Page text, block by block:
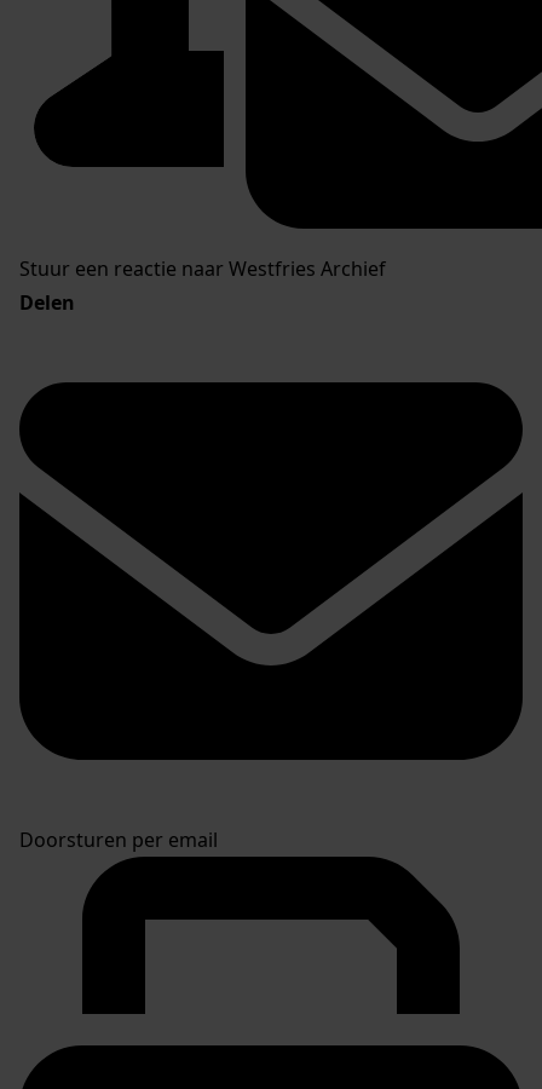
Stuur een reactie naar Westfries Archief
Delen
Doorsturen per email